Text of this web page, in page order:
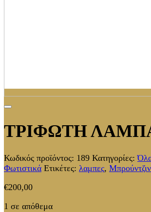
ΤΡΙΦΩΤΗ
Κωδικός προϊόντος: 189 Κατηγορίες:
Φωτιστικά Ετικέτες: λαμπες,
€200,00
1 σε απόθεμα